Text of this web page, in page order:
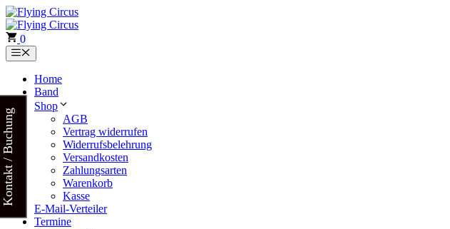
Zum
Inhalt
springen
0
Menü
Home
Band
Shop
AGB
Vertrag widerrufen
Widerrufsbelehrung
Versandkosten
Zahlungsarten
Warenkorb
Kasse
E-Mail-Verteiler
Termine
Kontakt / Buchung